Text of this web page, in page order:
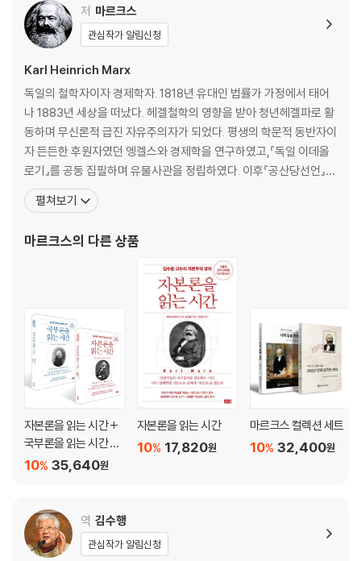
오던 것으로, 기존 번역본에서 지적되었던 어색한 표현들과 오역, 오탈자
를 꼼꼼히 수정했음은 물론, 번역용어의 선택과 표현에서 한자식, 영어식
표현을 대폭 쉬운 우리말로 바꾸어 젊은 세대들이 쉽게 읽을 수 있도록 하
는 데 가장 큰 노력을 기울였다. 또한 각국의 『자본론』 출판 작업의 최신 성
과들을 반영하고 있다. 이번 개역에서는 『자본론』의 최신 영어판인 마르크
스-엥겔스 저작집(MECW; Marx-Engels Collected Works) 제35~
37권과 일본의 新日本出版社 판 『자본론』을 주로 참조했는데, 영어판은
마르크스-엥겔스 전집(MEGA; Marx-Engels Gesamtausgabe) 출
판작업의 성과를 반영하고 있으며, 일본어판은 『자본론』의 원문인 독어판
이해와 수정에 기여한 사항들을 총망라하고 있다. 이번 개역판에는 이 성
출판된 어떤 『자본론』보다도 충실하고 올바른 이해가 가능한 번역본으로
만들고자 했다. 『자본론』 전3권을 한꺼번에 출간하면서 각 권의 참고문헌
과 인명해설, 찾아보기 등을 통합, 별도의 책으로 펴냄으로써, 일반 독자들
은 물론 전문 연구자들도 더 쉽게 참조, 연구할 수 있도록 했다.
[도서] 자본론 3 (상) : 정치경제학 비판 (2015년 개역판 )
지난 여름 갑작스럽게 타계한 한국의 대표적 마르크스 경제학자 고 김수행
교수가 마지막까지 심혈을 기울인 마르크스 『자본론』의 전면 개역판(별책
포함 전6권)이 출간되었다. 이번 개역판은 그동안 김수행 교수가 자신의
오던 것으로, 기존 번역본에서 지적되었던 어색한 표현들과 오역, 오탈자
를 꼼꼼히 수정했음은 물론, 번역용어의 선택과 표현에서 한자식, 영어식
표현을 대폭 쉬운 우리말로 바꾸어 젊은 세대들이 쉽게 읽을 수 있도록 하
과들을 반영하고 있다. 이번 개역에서는 『자본론』의 최신 영어판인 마르크
스-엥겔스 저작집(MECW; Marx-Engels Collected Works) 제35~
37권과 일본의 新日本出版社 판 『자본론』을 주로 참조했는데, 영어판은
제1장 상 품
제1절 상품의 두 요소: 사용가치와 가치(가치의 실체, 가치의 크기)
제2절 상품에 체현되어 있는 노동의 이중성
제3절 가치형태 또는 교환가치
A. 단순한, 개별적 또는 우연적 가치형태 ?제1형태?
1. 가치표현의 두 끝: 상대적 가치형태와 등가형태
2. 상대적 가치형태
(a) 상대적 가치형태의 내용
(b) 상대적 가치형태의 양적 규정
4. 전체로 본 단순한 가치형태
1. 전개된 상대적 가치형태
3. 전체적 또는 전개된 가치형태의 결함
1. 가치형태의 변화한 성격
2. 상대적 가치형태와 등가형태의 상호의존적 발전
3. 일반적 가치형태가 화폐형태로 이행
D. 화폐형태 ?제4형태?
제4절 상품의 물신적 성격과 그 비밀
제3장 화폐 또는 상품유통
제1절 가치의 척도
제2절 유통수단
(b) 화폐의 유통
(c) 주화coin. 가치의 상징
제3절 화 폐
저 마르크스
관심작가 알림신청
Karl Heinrich Marx
독일의 철학자이자 경제학자. 1818년 유대인 법률가 가정에서 태어
나 1883년 세상을 떠났다. 헤겔철학의 영향을 받아 청년헤겔파로 활
동하며 무신론적 급진 자유주의자가 되었다. 평생의 학문적 동반자이
자 든든한 후원자였던 엥겔스와 경제학을 연구하였고,『독일 이데올
로기』를 공동 집필하며 유물사관을 정립하였다. 이후『공산당선언』을
발표해 각국의 혁명에 불을 지폈다. 그는 자본주의의 경제적 운동 법
칙을 해명한『자본론』을 통해 인류 역사상 가장 큰 영향을 끼친 사상
7년에 함부르크에서 출판되었으며, 제2권과 제3권은 마
펼쳐보기
마르크스의 다른 상품
자본론을 읽는 시간 +
국부론을 읽는 시간 세
트
35,640원
10%
자본론을 읽는 시간
17,820원
10%
마르크스 컬렉션 세트
32,400원
10%
역 김수행
관심작가 알림신청